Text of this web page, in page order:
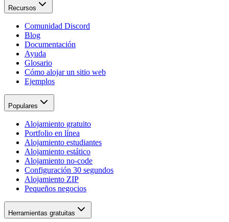
Recursos
Comunidad Discord
Blog
Documentación
Ayuda
Glosario
Cómo alojar un sitio web
Ejemplos
Populares
Alojamiento gratuito
Portfolio en línea
Alojamiento estudiantes
Alojamiento estático
Alojamiento no-code
Configuración 30 segundos
Alojamiento ZIP
Pequeños negocios
Herramientas gratuitas